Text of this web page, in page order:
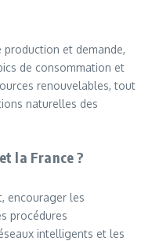
et demande,
de consommation et
renouvelables, tout
naturelles des
la France ?
encourager les
procédures
intelligents et les